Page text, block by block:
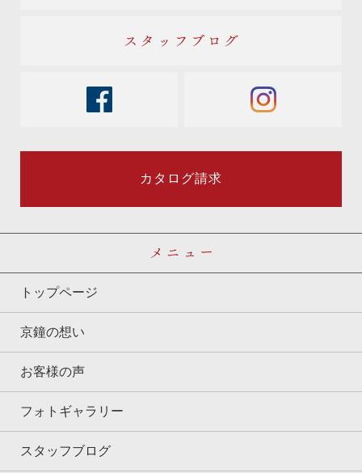
スタッフブログ
instagram
カタログ請求
トップページ
京鐘の想い
お客様の声
フォトギャラリー
スタッフブログ